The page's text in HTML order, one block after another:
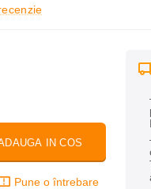
IN COS
Pune o întrebare